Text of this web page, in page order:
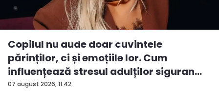
07 august 2026, 11:42
Copilul nu aude doar cuvintele
părinților, ci și emoțiile lor. Cum
influențează stresul adulților siguran...